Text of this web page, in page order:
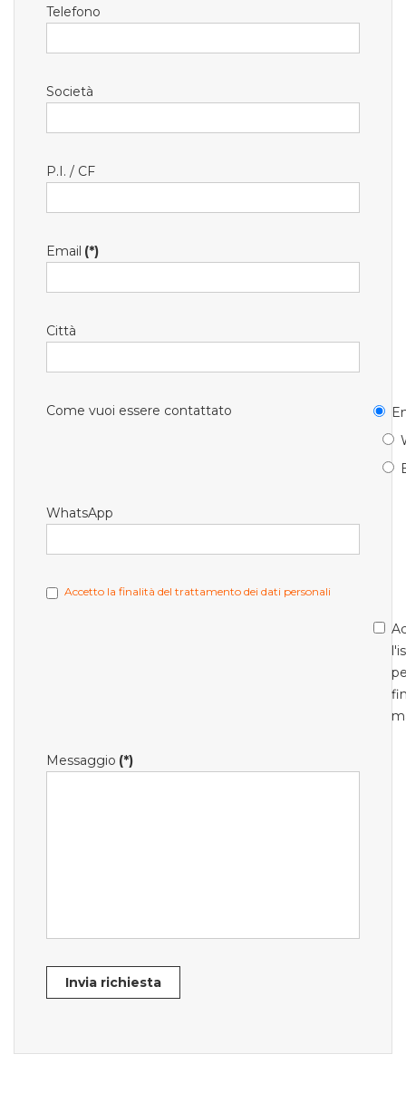
Telefono
Società
P.I. / CF
Email (*)
Città
Come vuoi essere contattato
WhatsApp
Accetto la finalità del trattamento dei dati personali
Messaggio (*)
Invia richiesta